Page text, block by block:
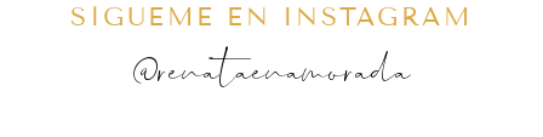
SÍGUEME EN INSTAGRAM
@renataenamorada